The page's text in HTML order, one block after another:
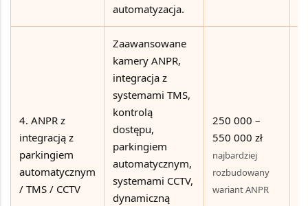
automatyzacja.
4. ANPR z
integracją z
parkingiem
automatycznym
/ TMS / CCTV
Zaawansowane
kamery ANPR,
integracja z
systemami TMS,
kontrolą
dostępu,
parkingiem
automatycznym,
systemami CCTV,
dynamiczną
250 000 –
550 000 zł
najbardziej
rozbudowany
wariant ANPR